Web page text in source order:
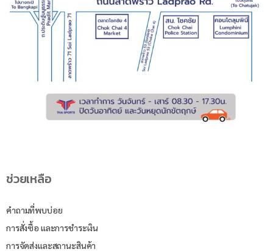
ช่วยเหลือ
คำถามที่พบบ่อย
การสั่งซื้อ และการชำระเงิน
การจัดส่งและสถานะสินค้า